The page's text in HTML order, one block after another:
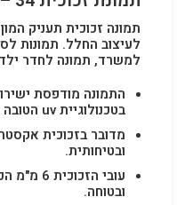
תמונה זכוכית תעניק
לעיצוב החלל. תמונות
למשרד, תמונה לחדר
בטכנולוגיית uv הטובה בעולם.
מדובר בזכוכית
ובטיחותית.
ובטוחה.